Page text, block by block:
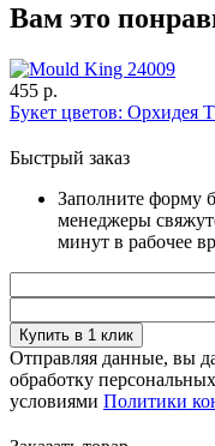
Вам это
455 р.
Букет цветов: Орхидея
Быстрый заказ
Заполните форму
менеджеры
минут в рабочее
Купить в 1 клик
Отправляя данные, вы
обработку
условиями Политики